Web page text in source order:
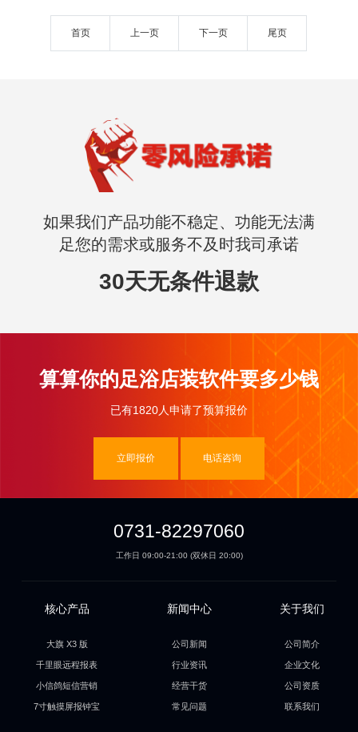
首页 上一页 下一页 尾页
如果我们产品功能不稳定、功能无法满
足您的需求或服务不及时我司承诺
30天无条件退款
算算你的足浴店装软件要多少钱
已有1820人申请了预算报价
立即报价 电话咨询
0731-82297060
工作日 09:00-21:00 (双休日 20:00)
核心产品
大旗 X3 版
千里眼远程报表
小信鸽短信营销
7寸触摸屏报钟宝
新闻中心
公司新闻
行业资讯
经营干货
常见问题
关于我们
公司简介
企业文化
公司资质
联系我们